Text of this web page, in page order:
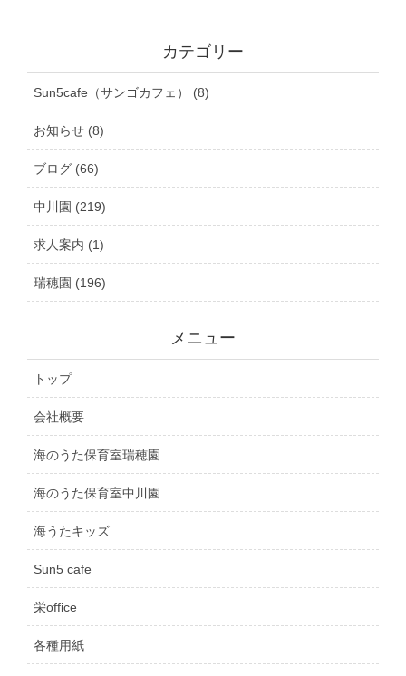
カテゴリー
Sun5cafe（サンゴカフェ） (8)
お知らせ (8)
ブログ (66)
中川園 (219)
求人案内 (1)
瑞穂園 (196)
メニュー
トップ
会社概要
海のうた保育室瑞穂園
海のうた保育室中川園
海うたキッズ
Sun5 cafe
栄office
各種用紙